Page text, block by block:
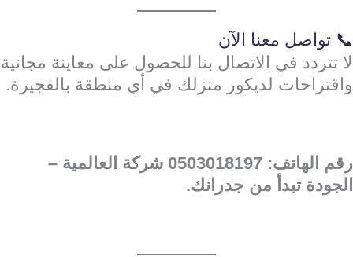
📞 تواصل معنا الآن
لا تتردد في الاتصال بنا للحصول على معاينة مجانية
واقتراحات لديكور منزلك في أي منطقة بالفجيرة.
رقم الهاتف: 0503018197
شركة العالمية –
الجودة تبدأ من جدرانك.